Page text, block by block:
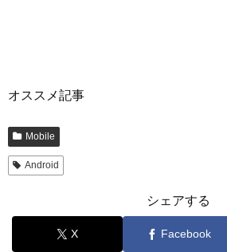
オススメ記事
Mobile
Android
シェアする
X Facebook